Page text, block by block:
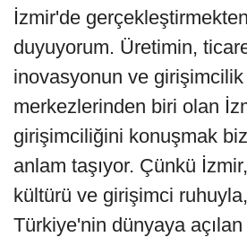
İzmir'de
duyuyorum. Üretimin,
inovasyonun ve
merkezlerinden biri olan
girişimciliğini konuşmak
anlam taşıyor. Çünkü
kültürü ve girişimci
Türkiye'nin dünyaya